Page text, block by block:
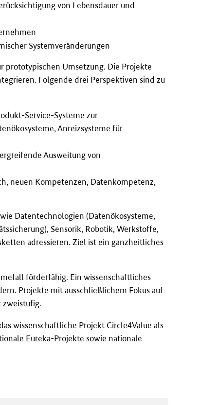
von Lebensdauer und
Systemveränderungen
prototypischen Umsetzung. Die Projekte
Folgende drei Perspektiven sind zu
Service-Systeme zur
Anreizsysteme für
Ausweitung von
neuen Kompetenzen, Datenkompetenz,
Datentechnologien (Datenökosysteme,
Sensorik, Robotik, Werkstoffe,
adressieren. Ziel ist ein ganzheitliches
förderfähig. Ein wissenschaftliches
Projekte mit ausschließlichem Fokus auf
zweistufig.
wissenschaftliche Projekt Circle4Value als
Eureka-Projekte sowie nationale